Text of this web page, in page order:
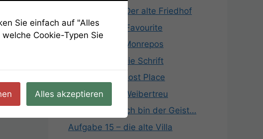
Aufgabe 08 – Der alte Friedhof
Aufgabe 09 – Favourite
Aufgabe 10 – Monrepos
Aufgabe 11 – Die Schrift
Aufgabe 12 – Lost Place
Aufgabe 13 – Weibertreu
Aufgabe 14 – Ich bin der Geist…
Aufgabe 15 – die alte Villa
Sie einfach auf "Alles
Cookie-Typen Sie
Alles akzeptieren